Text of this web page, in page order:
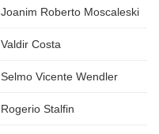
Joanim Roberto Moscaleski
Valdir Costa
Selmo Vicente Wendler
Rogerio Stalfin